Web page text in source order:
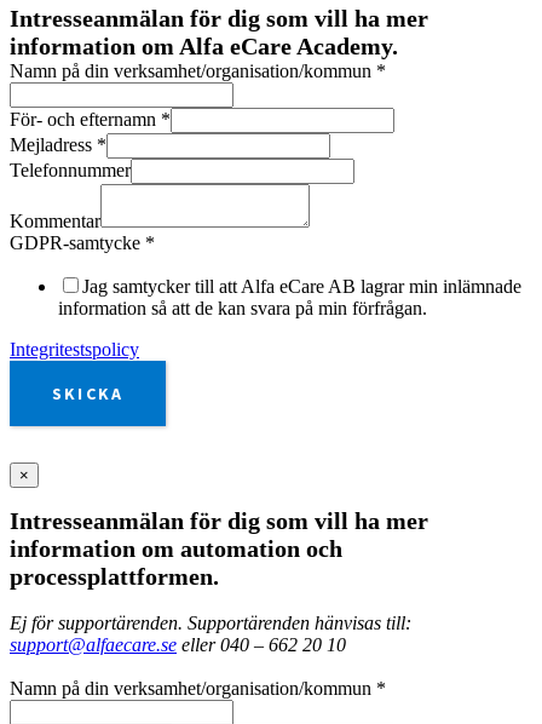
Intresseanmälan för dig som vill ha mer
information om Alfa eCare Academy.
Namn på din verksamhet/organisation/kommun *
För- och efternamn *
Mejladress *
Telefonnummer
Kommentar
GDPR-samtycke *
Jag samtycker till att Alfa eCare AB lagrar min inlämnade
information så att de kan svara på min förfrågan.
Integritestspolicy
SKICKA
×
Intresseanmälan för dig som vill ha mer
information om automation och
processplattformen.
Ej för supportärenden. Supportärenden hänvisas till:
support@alfaecare.se eller 040 – 662 20 10
Namn på din verksamhet/organisation/kommun *